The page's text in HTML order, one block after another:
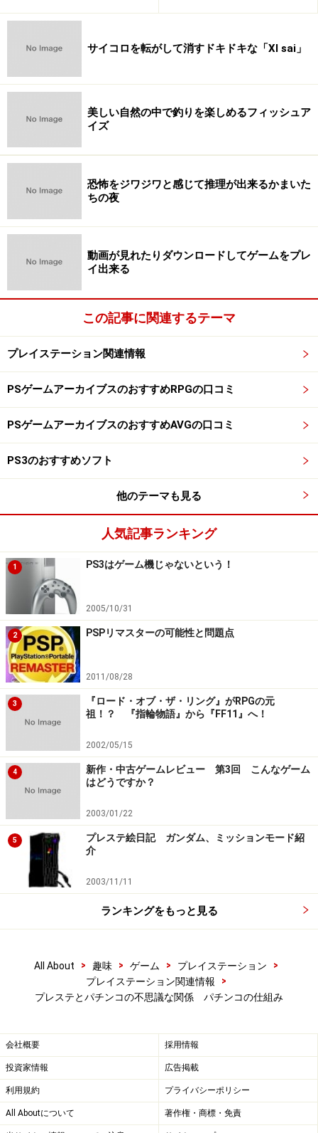
サイコロを転がして消すドキドキな「XI sai」
美しい自然の中で釣りを楽しめるフィッシュア
イズ
恐怖をジワジワと感じて推理が出来るかまいた
ちの夜
動画が見れたりダウンロードしてゲームをプレ
イ出来る
この記事に関連するテーマ
プレイステーション関連情報
PSゲームアーカイブスのおすすめRPGの口コミ
PSゲームアーカイブスのおすすめAVGの口コミ
PS3のおすすめソフト
他のテーマも見る
人気記事ランキング
1 PS3はゲーム機じゃないという！
2005/10/31
2 PSPリマスターの可能性と問題点
2011/08/28
3
『ロード・オブ・ザ・リング』がRPGの元
祖！？ 『指輪物語』から『FF11』へ！
2002/05/15
4
新作・中古ゲームレビュー 第3回 こんなゲーム
はどうですか？
2003/01/22
5
プレステ絵日記 ガンダム、ミッションモード紹
介
2003/11/11
ランキングをもっと見る
All About > 趣味 > ゲーム > プレイステーション
>
プレイステーション関連情報
>
プレステとパチンコの不思議な関係 パチンコの仕組み
会社概要 採用情報
投資家情報 広告掲載
利用規約 プライバシーポリシー
All Aboutについて 著作権・商標・免責